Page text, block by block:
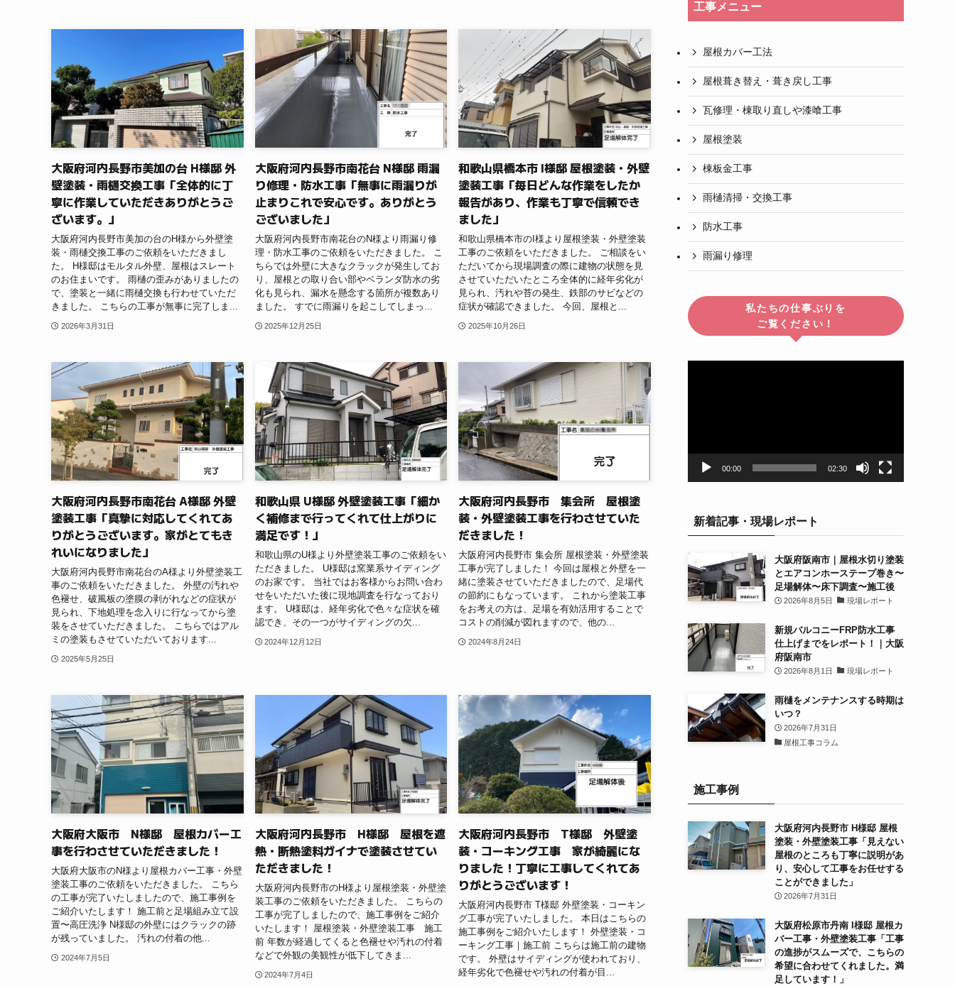
大阪府河内長野市美加の台 H様邸 外
壁塗装・雨樋交換工事「全体的に丁
寧に作業していただきありがとうご
ざいます。」
大阪府河内長野市美加の台のH様から外壁塗
装・雨樋交換工事のご依頼をいただきまし
た。 H様邸はモルタル外壁、屋根はスレート
のお住まいです。 雨樋の歪みがありましたの
で、塗装と一緒に雨樋交換も行わせていただ
きました。 こちらの工事が無事に完了しま...
2026年3月31日
大阪府河内長野市南花台 N様邸 雨漏
り修理・防水工事「無事に雨漏りが
止まりこれで安心です。ありがとう
ございました」
大阪府河内長野市南花台のN様より雨漏り修
理・防水工事のご依頼をいただきました。 こ
ちらでは外壁に大きなクラックが発生してお
り、屋根との取り合い部やベランダ防水の劣
化も見られ、漏水を懸念する箇所が複数あり
ました。 すでに雨漏りを起こしてしまっ...
2025年12月25日
和歌山県橋本市 I様邸 屋根塗装・外壁
塗装工事「毎日どんな作業をしたか
報告があり、作業も丁寧で信頼でき
ました」
和歌山県橋本市のI様より屋根塗装・外壁塗装
工事のご依頼をいただきました。 ご相談をい
ただいてから現場調査の際に建物の状態を見
させていただいたところ全体的に経年劣化が
見られ、汚れや苔の発生、鉄部のサビなどの
症状が確認できました。 今回、屋根と...
2025年10月26日
大阪府河内長野市南花台 A様邸 外壁
塗装工事「真摯に対応してくれてあ
りがとうございます。家がとてもき
れいになりました」
大阪府河内長野市南花台のA様より外壁塗装工
事のご依頼をいただきました。 外壁の汚れや
色褪せ、破風板の塗膜の剥がれなどの症状が
見られ、下地処理を念入りに行なってから塗
装をさせていただきました。 こちらではアル
ミの塗装もさせていただいております...
2025年5月25日
和歌山県 U様邸 外壁塗装工事「細か
く補修まで行ってくれて仕上がりに
満足です！」
和歌山県のU様より外壁塗装工事のご依頼をい
ただきました。 U様邸は窯業系サイディング
のお家です。 当社ではお客様からお問い合わ
せをいただいた後に現地調査を行なっており
ます。 U様邸は、経年劣化で色々な症状を確
認でき、その一つがサイディングの欠...
2024年12月12日
大阪府河内長野市 集会所 屋根塗
装・外壁塗装工事を行わさせていた
だきました！
大阪府河内長野市 集会所 屋根塗装・外壁塗装
工事が完了しました！ 今回は屋根と外壁を一
緒に塗装させていただきましたので、足場代
の節約にもなっています。 これから塗装工事
をお考えの方は、足場を有効活用することで
コストの削減が図れますので、他の...
2024年8月24日
大阪府大阪市 N様邸 屋根カバー工
事を行わさせていただきました！
大阪府大阪市のN様より屋根カバー工事・外壁
塗装工事のご依頼をいただきました。 こちら
の工事が完了いたしましたので、施工事例を
ご紹介いたします！ 施工前と足場組み立て設
置〜高圧洗浄 N様邸の外壁にはクラックの跡
が残っていました。 汚れの付着の他...
2024年7月5日
大阪府河内長野市 H様邸 屋根を遮
熱・断熱塗料ガイナで塗装させてい
ただきました！
大阪府河内長野市のH様より屋根塗装・外壁塗
装工事のご依頼をいただきました。 こちらの
工事が完了しましたので、施工事例をご紹介
いたします！ 屋根塗装・外壁塗装工事 施工
前 年数が経過してくると色褪せや汚れの付着
などで外観の美観性が低下してきま...
2024年7月4日
大阪府河内長野市 T様邸 外壁塗
装・コーキング工事 家が綺麗にな
りました！丁寧に工事してくれてあ
りがとうございます！
大阪府河内長野市 T様邸 外壁塗装・コーキン
グ工事が完了いたしました。 本日はこちらの
施工事例をご紹介いたします！ 外壁塗装・コ
ーキング工事｜施工前 こちらは施工前の建物
です。 外壁はサイディングが使われており、
経年劣化で色褪せや汚れの付着が目...
工事メニュー
屋根カバー工法
屋根葺き替え・葺き戻し工事
瓦修理・棟取り直しや漆喰工事
屋根塗装
棟板金工事
雨樋清掃・交換工事
防水工事
雨漏り修理
私たちの仕事ぶりを
ご覧ください！
00:00 02:30
新着記事・現場レポート
大阪府阪南市｜屋根水切り塗装
とエアコンホーステープ巻き〜
足場解体〜床下調査〜施工後
2026年8月5日 現場レポート
新規バルコニーFRP防水工事
仕上げまでをレポート！｜大阪
府阪南市
2026年8月1日 現場レポート
雨樋をメンテナンスする時期は
いつ？
2026年7月31日
屋根工事コラム
施工事例
大阪府河内長野市 H様邸 屋根
塗装・外壁塗装工事「見えない
屋根のところも丁寧に説明があ
り、安心して工事をお任せする
ことができました」
2026年7月31日
大阪府松原市丹南 I様邸 屋根カ
バー工事・外壁塗装工事「工事
の進捗がスムーズで、こちらの
希望に合わせてくれました。満
足しています！」